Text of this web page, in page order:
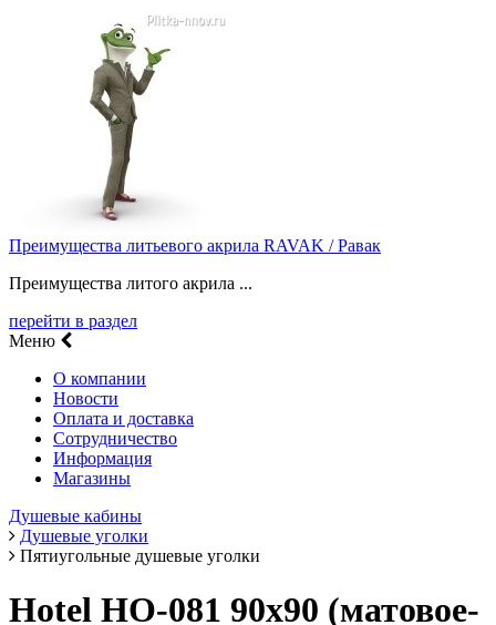
Преимущества литьевого акрила RAVAK / Равак
Преимущества литого акрила ...
перейти в раздел
Меню
О компании
Новости
Оплата и доставка
Сотрудничество
Информация
Магазины
Душевые кабины
Душевые уголки
Пятиугольные душевые уголки
Hotel HO-081 90х90 (матовое-